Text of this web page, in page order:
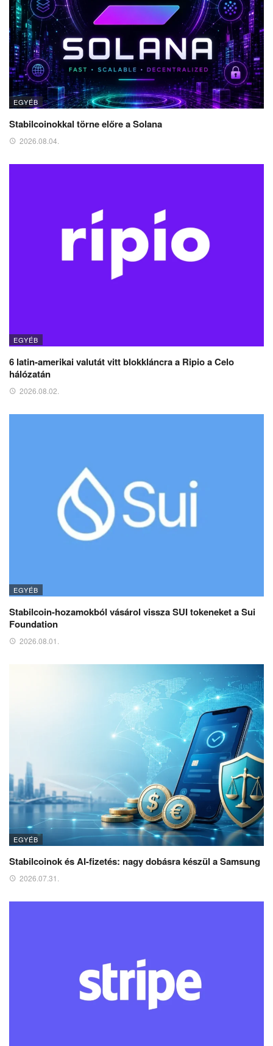
EGYÉB
Stabilcoinokkal törne előre a Solana
2026.08.04.
EGYÉB
6 latin-amerikai valutát vitt blokkláncra a Ripio a Celo
hálózatán
2026.08.02.
EGYÉB
Stabilcoin-hozamokból vásárol vissza SUI tokeneket a Sui
Foundation
2026.08.01.
EGYÉB
Stabilcoinok és AI-fizetés: nagy dobásra készül a Samsung
2026.07.31.